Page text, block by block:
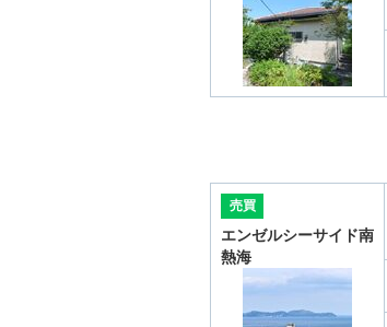
売買
エンゼルシーサイド南
熱海